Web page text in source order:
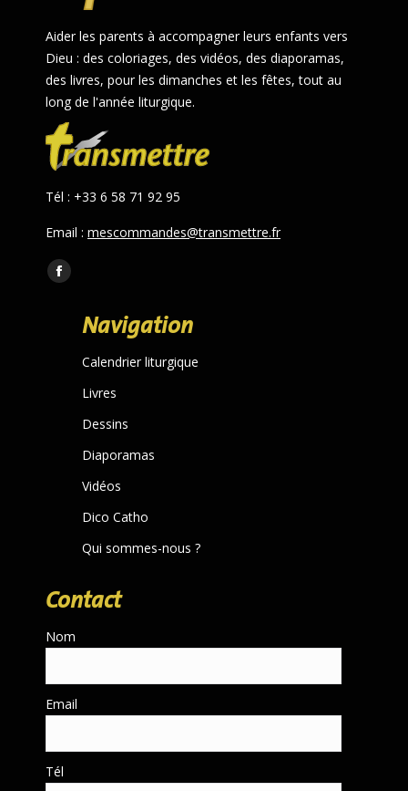
Aider les parents à accompagner leurs enfants vers
Dieu : des coloriages, des vidéos, des diaporamas,
des livres, pour les dimanches et les fêtes, tout au
long de l'année liturgique.
Tél : +33 6 58 71 92 95
Email : mescommandes@transmettre.fr
Trouvez nous sur :
Facebook
opens
window
Navigation
Calendrier liturgique
Livres
Dessins
Diaporamas
Vidéos
Dico Catho
Qui sommes-nous ?
Contact
Nom
Email
Tél